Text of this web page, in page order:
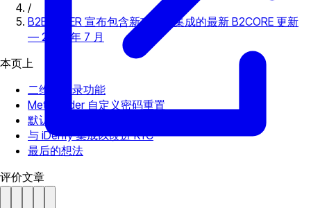
/
B2BROKER 宣布包含新功能和集成的最新 B2CORE 更新
— 2022 年 7 月
本页上
二维码登录功能
MetaTrader 自定义密码重置
默认仪表板布局
与 iDenfy 集成以改进 KYC
最后的想法
评价文章